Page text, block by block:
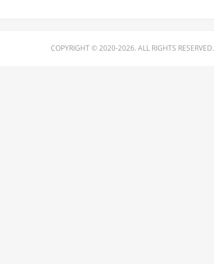
COPYRIGHT © 2020-2026. ALL RIGHTS RESERVED.